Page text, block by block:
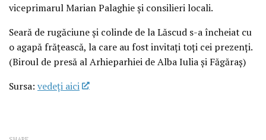
viceprimarul Marian Palaghie și consilieri locali.
Seară de rugăciune și colinde de la Lăscud s-a încheiat cu
o agapă frățească, la care au fost invitați toți cei prezenți.
(Biroul de presă al Arhieparhiei de Alba Iulia și Făgăraș)
Sursa: vedeţi aici